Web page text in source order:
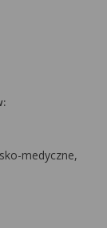
medyczne,